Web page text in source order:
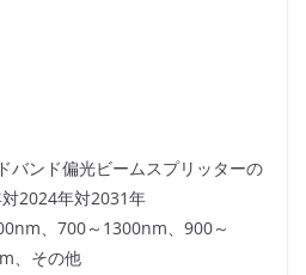
バンド偏光ビームスプリッターの
2024年対2031年
、700～1300nm、900～
、その他